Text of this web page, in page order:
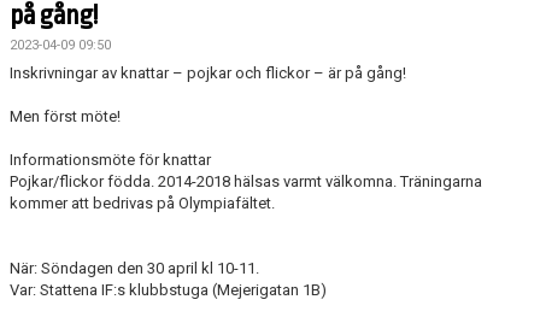
på gång!
2023-04-09 09:50
Inskrivningar av knattar – pojkar och flickor – är på gång!
Men först möte!
Informationsmöte för knattar
Pojkar/flickor födda. 2014-2018 hälsas varmt välkomna. Träningarna
kommer att bedrivas på Olympiafältet.
När: Söndagen den 30 april kl 10-11.
Var: Stattena IF:s klubbstuga (Mejerigatan 1B)